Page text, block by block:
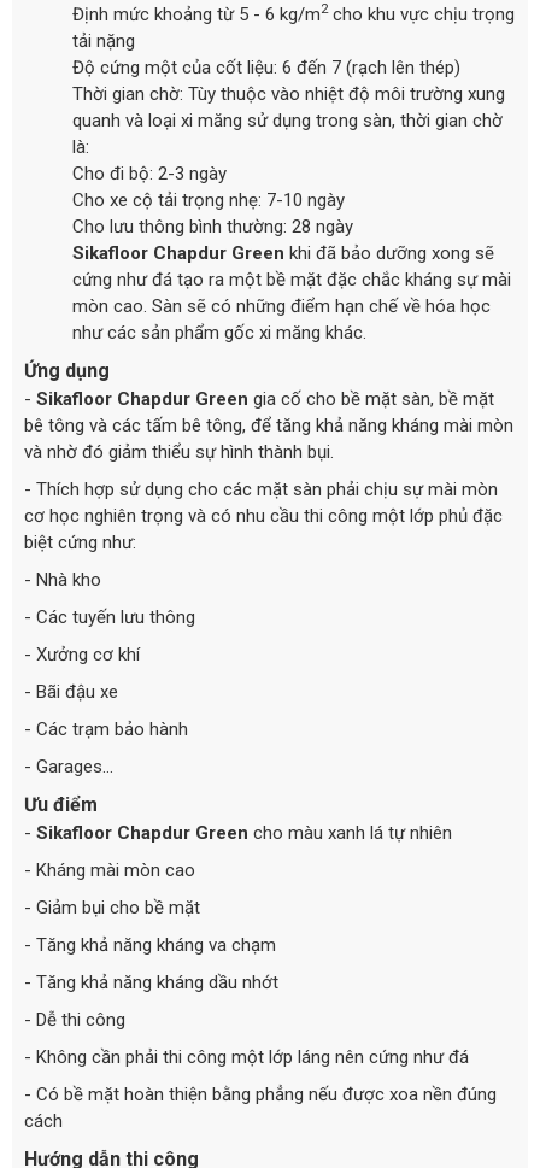
Định mức khoảng từ 5 - 6 kg/m2cho khu vực chịu trọng
tải nặng
Độ cứng một của cốt liệu: 6 đến 7 (rạch lên thép)
Thời gian chờ: Tùy thuộc vào nhiệt độ môi trường xung
quanh và loại xi măng sử dụng trong sàn, thời gian chờ
là:
Cho đi bộ: 2-3 ngày
Cho xe cộ tải trọng nhẹ: 7-10 ngày
Cho lưu thông bình thường: 28 ngày
Sikafloor Chapdur Green khi đã bảo dưỡng xong sẽ
cứng như đá tạo ra một bề mặt đặc chắc kháng sự mài
mòn cao. Sàn sẽ có những điểm hạn chế về hóa học
như các sản phẩm gốc xi măng khác.
Ứng dụng
- Sikafloor Chapdur Green gia cố cho bề mặt sàn, bề mặt
bê tông và các tấm bê tông, để tăng khả năng kháng mài mòn
và nhờ đó giảm thiểu sự hình thành bụi.
- Thích hợp sử dụng cho các mặt sàn phải chịu sự mài mòn
cơ học nghiên trọng và có nhu cầu thi công một lớp phủ đặc
biệt cứng như:
- Nhà kho
- Các tuyến lưu thông
- Xưởng cơ khí
- Bãi đậu xe
- Các trạm bảo hành
- Garages…
Ưu điểm
- Sikafloor Chapdur Green cho màu xanh lá tự nhiên
- Kháng mài mòn cao
- Giảm bụi cho bề mặt
- Tăng khả năng kháng va chạm
- Tăng khả năng kháng dầu nhớt
- Dễ thi công
- Không cần phải thi công một lớp láng nên cứng như đá
- Có bề mặt hoàn thiện bằng phẳng nếu được xoa nền đúng
cách
Hướng dẫn thi công